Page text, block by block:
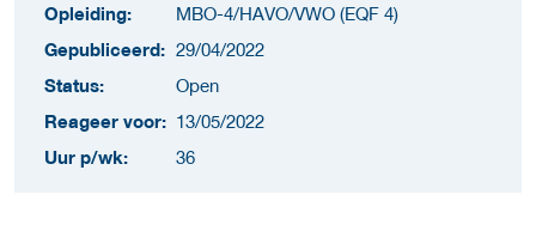
Opleiding:
MBO-4/HAVO/VWO (EQF 4)
Gepubliceerd: 29/04/2022
Status:
Open
Reageer voor: 13/05/2022
Uur p/wk:
36